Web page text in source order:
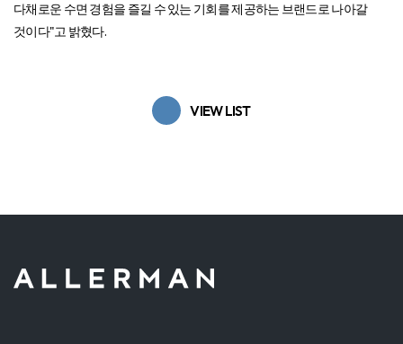
다채로운 수면 경험을 즐길 수 있는 기회를 제공하는 브랜드로 나아갈
것이다"고 밝혔다.
VIEW LIST